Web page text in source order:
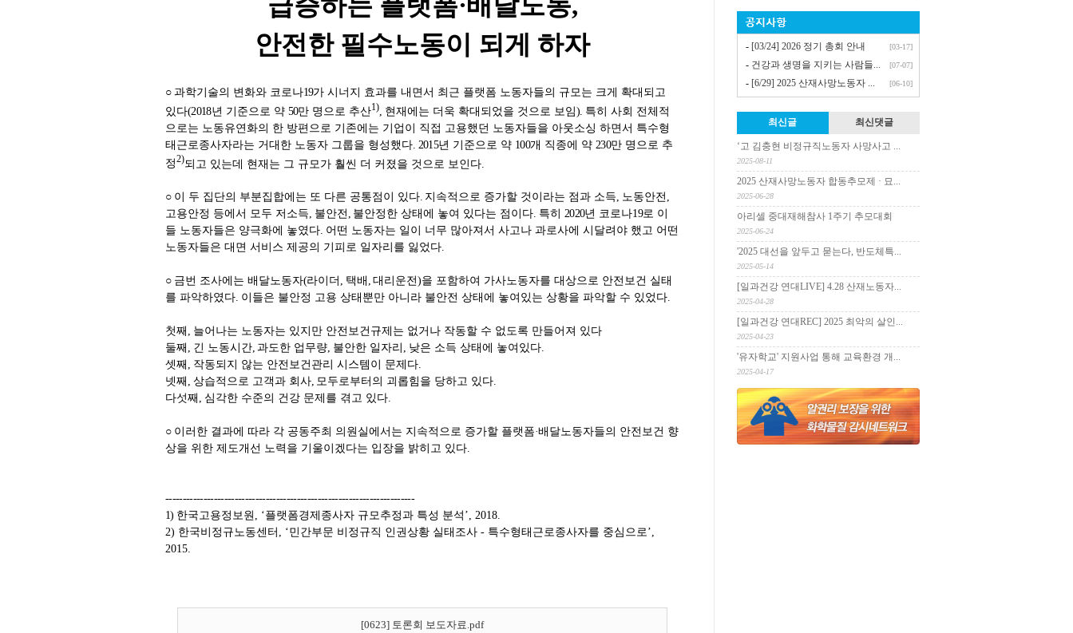
안전한 필수노동이 되게 하자
○ 과학기술의 변화와 코로나19가 시너지 효과를 내면서 최근 플랫폼 노동자들의 규모는 크게 확대되고
있다(2018년 기준으로 약 50만 명으로 추산1) 현재에는 더욱 확대되었을 것으로 보임). 특히 사회 전체적
으로는 노동유연화의 한 방편으로 기존에는 기업이 직접 고용했던 노동자들을 아웃소싱 하면서 특수형
태근로종사자라는 거대한 노동자 그룹을 형성했다 . 2015년 기준으로 약 100개 직종에 약 230만 명으로 추
정2)되고 있는데 현재는 그 규모가 훨씬 더 커졌을 것으로 보인다
○ 이 두 집단의 부분집합에는 또 다른 공통점이 있다. 지속적으로 증가할 것이라는 점과 소득, 노동안전 ,
고용안정 등에서 모두 저소득, 불안전 , 불안정한 상태에 놓여 있다는 점이다. 특히2020년 코로나19로 이
들 노동자들은 양극화에 놓였다. 어떤 노동자는 일이 너무 많아져서 사고나 과로사에 시달려야 했고 어떤
노동자들은 대면 서비스 제공의 기피로 일자리를 잃었다.
○ 금번 조사에는 배달노동자(라이더 , 택배 ,대리운전)을 포함하여 가사노동자를 대상으로 안전보건 실태
를 파악하였다. 이들은 불안정 고용 상태뿐만 아니라 불안전 상태에 놓여있는 상황을 파악할 수 있었다.
첫째 , 늘어나는 노동자는 있지만 안전보건규제는 없거나 작동할 수 없도록 만들어져 있다
둘째 , 긴 노동시간,과도한 업무량, 불안한 일자리 , 낮은 소득 상태에 놓여있다.
셋째 , 작동되지 않는 안전보건관리 시스템이 문제다.
넷째 , 상습적으로 고객과 회사, 모두로부터의 괴롭힘을 당하고 있다.
다섯째 , 심각한 수준의 건강 문제를 겪고 있다.
○ 이러한 결과에 따라 각 공동주최 의원실에서는 지속적으로 증가할 플랫폼·배달노동자들의 안전보건 향
상을 위한 제도개선 노력을 기울이겠다는 입장을 밝히고 있다.
------------------------------------------------------------------------
1) 한국고용정보원 , ‘플랫폼경제종사자 규모추정과 특성 분석 ’, 2018.
2) 한국비정규노동센터 , ‘민간부문 비정규직 인권상황 실태조사 - 특수형태근로종사자를 중심으로’,
2015.
[0623] 토론회 보도자료.pdf
- [03/24] 2026 정기 총회 안내 [03-17]
- 건강과 생명을 지키는 사람들... [07-07]
- [6/29] 2025 산재사망노동자 ... [06-10]
최신글 최신댓글
‘고 김충현 비정규직노동자 사망사고 ...
2025-08-11
2025 산재사망노동자 합동추모제 · 묘...
2025-06-28
아리셀 중대재해참사 1주기 추모대회
2025-06-24
'2025 대선을 앞두고 묻는다, 반도체특...
2025-05-14
[일과건강 연대LIVE] 4.28 산재노동자...
2025-04-28
[일과건강 연대REC] 2025 최악의 살인...
2025-04-23
'유자학교' 지원사업 통해 교육환경 개...
2025-04-17